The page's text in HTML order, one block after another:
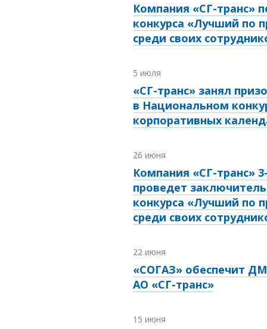
Компания «СГ-транс»
конкурса «Лучший по
среди своих
5 июля
«СГ-транс» занял
в Национальном
корпоративных
26 июня
Компания «СГ-транс»
проведет
конкурса «Лучший по
среди своих
22 июня
«СОГАЗ» обеспечит
АО «СГ-транс»
15 июня